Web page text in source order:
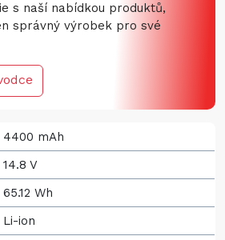
s naší nabídkou produktů,
správný výrobek pro své
4400 mAh
14.8 V
65.12 Wh
Li-ion